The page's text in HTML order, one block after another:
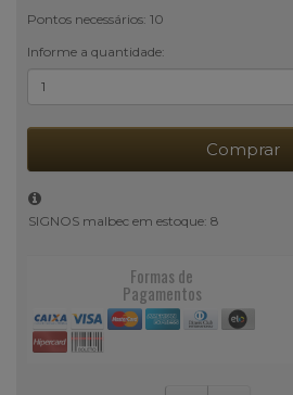
Pontos necessários: 10
Informe a quantidade:
Comprar
SIGNOS malbec em estoque: 8
Formas de
Pagamentos